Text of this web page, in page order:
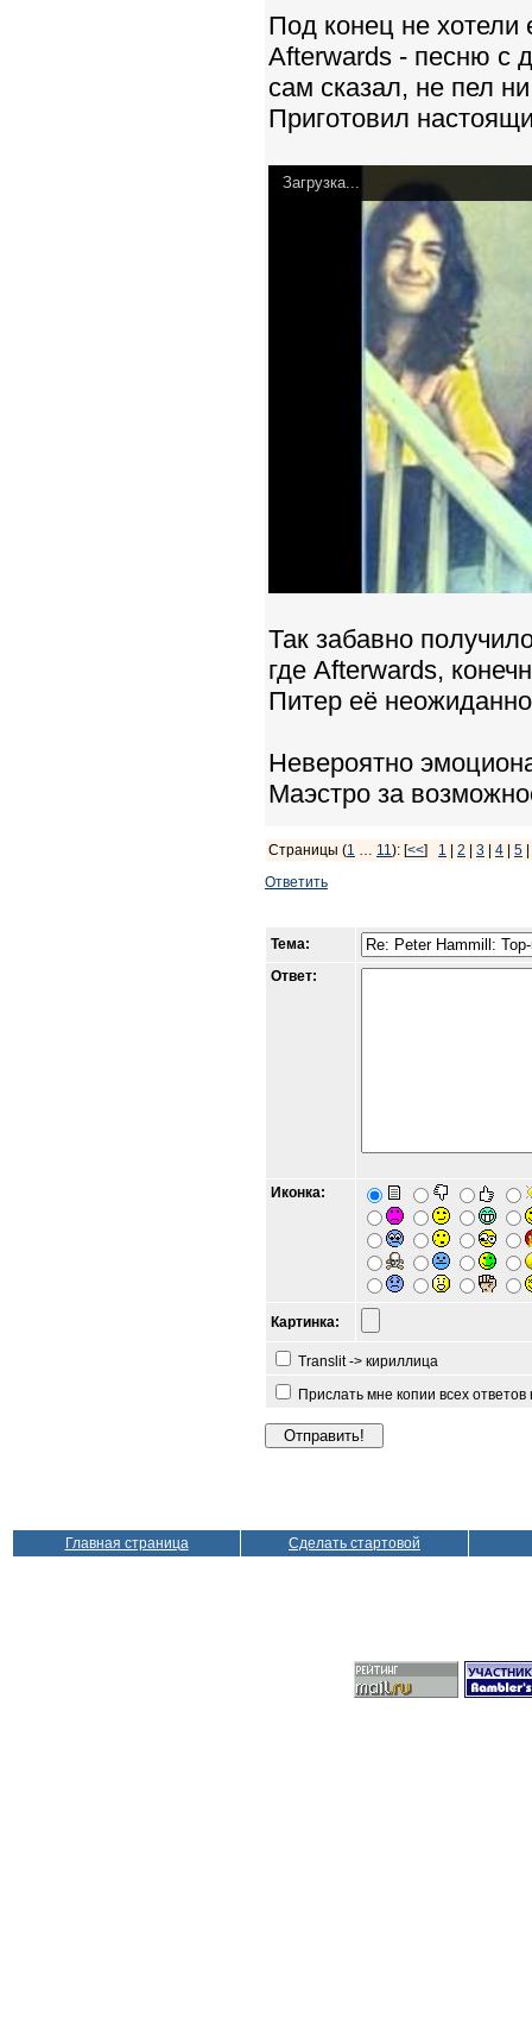
Под конец не хотели
Afterwards - песню с
сам сказал, не пел
Приготовил
Загрузка...
Так забавно
где Afterwards,
Питер её
Невероятно
Маэстро за
Страницы (1 … 11): [<<] 1 2 3 4 5
Ответить
Тема:
Ответ:
Иконка:
Картинка:
Translit -> кириллица
Прислать мне копии всех
Главная страница Сделать стартовой